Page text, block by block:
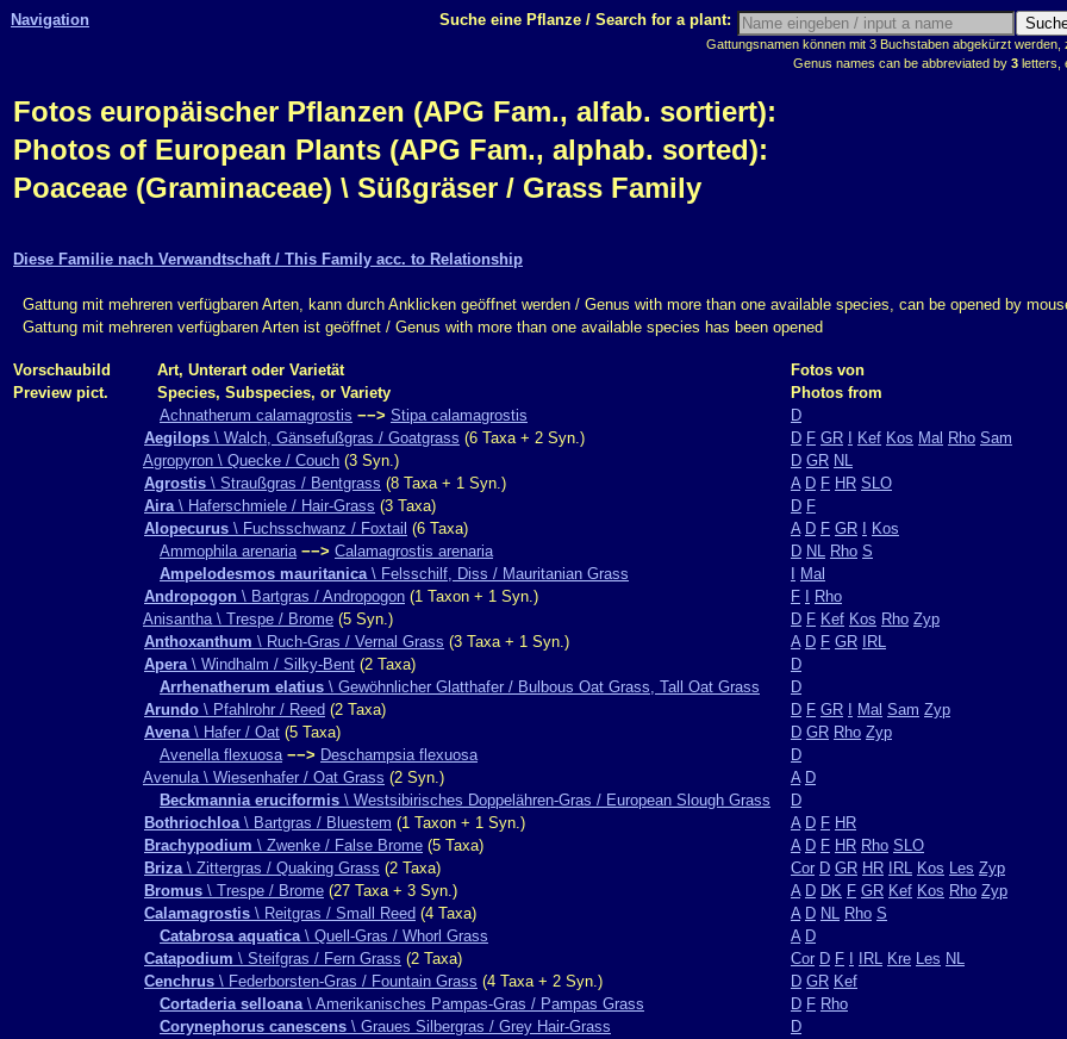
Navigation Suche eine Pflanze / Search for a plant:
Gattungsnamen können mit 3 Buchstaben abgekürzt werden,
Genus names can be abbreviated by 3 letters,
Fotos europäischer Pflanzen (APG Fam., alfab. sortiert):
Photos of European Plants (APG Fam., alphab. sorted):
Poaceae (Graminaceae) \ Süßgräser / Grass Family
Diese Familie nach Verwandtschaft / This Family acc. to Relationship
Gattung mit mehreren verfügbaren Arten, kann durch Anklicken geöffnet werden / Genus with more than one available species, can be opened by
Gattung mit mehreren verfügbaren Arten ist geöffnet / Genus with more than one available species has been opened
Vorschaubild Art, Unterart oder Varietät
Fotos von
Preview pict.
Species, Subspecies, or Variety
Photos from
Achnatherum calamagrostis −−> Stipa calamagrostis
D
Aegilops \ Walch, Gänsefußgras / Goatgrass (6 Taxa + 2 Syn.) D F GR Kef Kos Mal Rho Sam
Agropyron \ Quecke / Couch (3 Syn.) D GR NL
Agrostis \ Straußgras / Bentgrass (8 Taxa + 1 Syn.) A D F HR SLO
Aira\ Haferschmiele / Hair-Grass (3 Taxa) D F
Alopecurus \ Fuchsschwanz / Foxtail (6 Taxa) A D F GR
Kos
Ammophila arenaria −−> Calamagrostis arenaria D NL Rho S
Ampelodesmos mauritanica\ Felsschilf, Diss / Mauritanian Grass
Mal
Andropogon \ Bartgras / Andropogon (1 Taxon + 1 Syn.) F
Rho
Anisantha \ Trespe / Brome (5 Syn.) D F Kef Kos Rho Zyp
Anthoxanthum \ Ruch-Gras / Vernal Grass (3 Taxa + 1 Syn.) A D F GR
IRL
Apera\ Windhalm / Silky-Bent (2 Taxa)
D
Arrhenatherum elatius \ Gewöhnlicher Glatthafer / Bulbous Oat Grass, Tall Oat Grass
D
Arundo \ Pfahlrohr / Reed (2 Taxa) D F GR Mal Sam Zyp
Avena\ Hafer / Oat (5 Taxa) D GR Rho Zyp
Avenella flexuosa −−> Deschampsia flexuosa
D
Avenula \ Wiesenhafer / Oat Grass (2 Syn.) A D
Beckmannia eruciformis \ Westsibirisches Doppelähren-Gras / European Slough Grass
D
Bothriochloa\ Bartgras / Bluestem (1 Taxon + 1 Syn.) A D F HR
Brachypodium \ Zwenke / False Brome (5 Taxa) A D F HR Rho SLO
Briza\ Zittergras / Quaking Grass (2 Taxa) Cor D GR HR IRL Kos Les Zyp
Bromus \ Trespe / Brome (27 Taxa + 3 Syn.) A D DK F GR Kef Kos Rho Zyp
Calamagrostis \ Reitgras / Small Reed (4 Taxa) A D NL Rho S
Catabrosa aquatica\ Quell-Gras / Whorl Grass A D
Catapodium \ Steifgras / Fern Grass (2 Taxa) Cor D F IRL Kre Les NL
Cenchrus \ Federborsten-Gras / Fountain Grass (4 Taxa + 2 Syn.) D GR Kef
Cortaderia selloana\ Amerikanisches Pampas-Gras / Pampas Grass D F Rho
Corynephorus canescens \ Graues Silbergras / Grey Hair-Grass
D